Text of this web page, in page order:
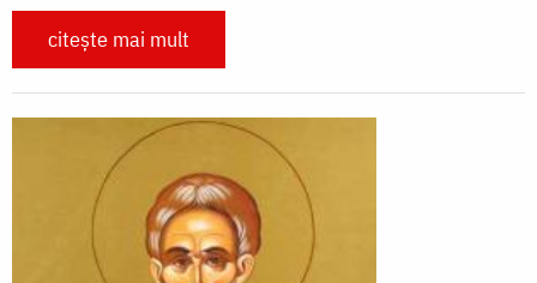
citește mai mult